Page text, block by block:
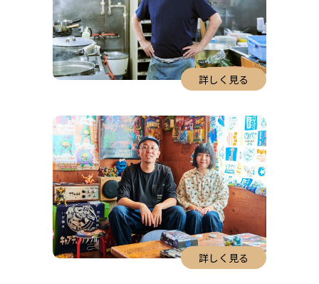
詳しく見る
詳しく見る